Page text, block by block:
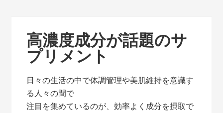
高濃度成分が話題のサ
プリメント
日々の生活の中で体調管理や美肌維持を意識す
る人々の間で
注目を集めているのが、効率よく成分を摂取で